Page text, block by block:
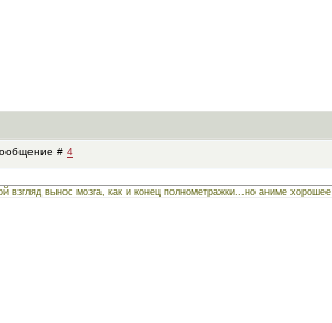
# 4
взгляд вынос мозга, как и конец полнометражки...но аниме хорошее